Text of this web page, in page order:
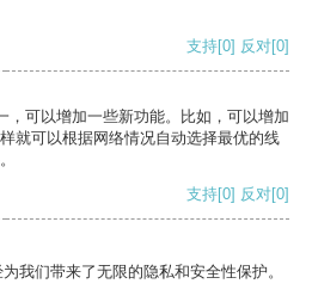
支持[0] 反对[0]
，可以增加一些新功能。比如，可以增加
就可以根据网络情况自动选择最优的线
支持[0] 反对[0]
我们带来了无限的隐私和安全性保护。